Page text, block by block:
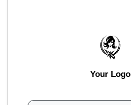
Your Logo